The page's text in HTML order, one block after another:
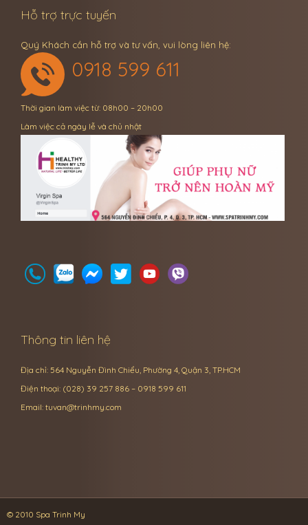
Hỗ trợ trực tuyến
Quý Khách cần hỗ trợ và tư vấn, vui lòng liên hệ:
0918 599 611
Thời gian làm việc từ: 08h00 – 20h00
Làm việc cả ngày lễ và chủ nhật
Thông tin liên hệ
Địa chỉ: 564 Nguyễn Đình Chiểu, Phường 4, Quận 3, TP.HCM
Điện thoại: (028) 39 257 886 – 0918 599 611
Email: tuvan@trinhmy.com
© 2010 Spa Trinh My